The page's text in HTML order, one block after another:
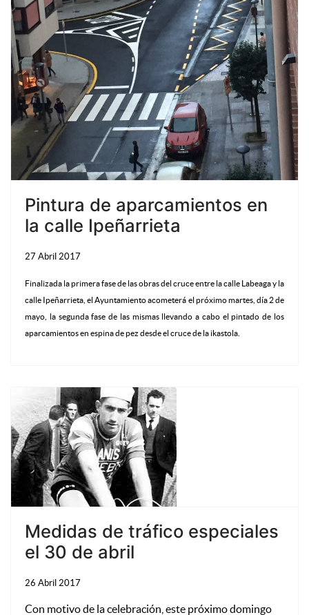
Pintura de aparcamientos en
la calle Ipeñarrieta
27 Abril 2017
Finalizada la primera fase de las obras del cruce entre la calle Labeaga y la
calle Ipeñarrieta, el Ayuntamiento acometerá el próximo martes, día 2 de
mayo, la segunda fase de las mismas llevando a cabo el pintado de los
aparcamientos en espina de pez desde el cruce de la ikastola.
Medidas de tráfico especiales
el 30 de abril
26 Abril 2017
Con motivo de la celebración, este próximo domingo